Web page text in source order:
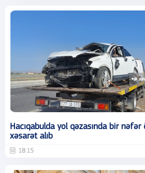
Hacıqabulda yol qəzasında bir
xəsarət alıb
18:15